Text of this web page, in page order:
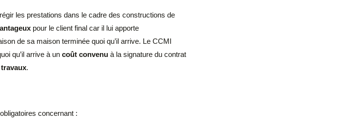
les prestations dans le cadre des constructions de
pour le client final car il lui apporte
de sa maison terminée quoi qu’il arrive. Le CCMI
qu’il arrive à un coût convenu à la signature du contrat
.
concernant :